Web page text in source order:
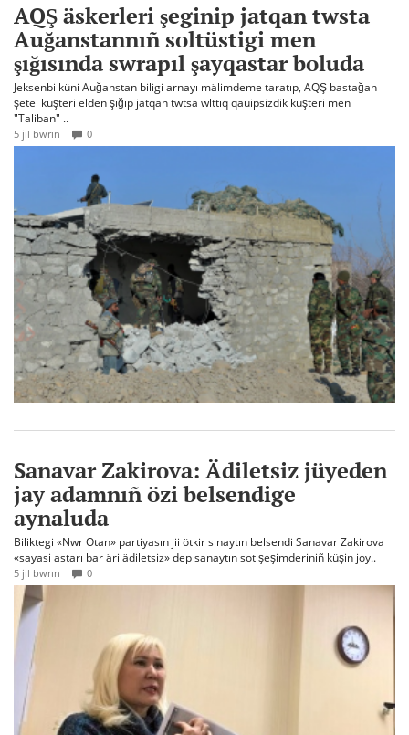
AQŞ äskerleri şeginip jatqan twsta
Auğanstannıñ soltüstigi men
şığısında swrapıl şayqastar boluda
Jeksenbi küni Auğanstan biligi arnayı mälimdeme taratıp, AQŞ bastağan
şetel küşteri elden şığıp jatqan twtsa wlttıq qauipsizdik küşteri men
"Taliban" ..
5 jıl bwrın 0
Sanavar Zakirova: Ädiletsiz jüyeden
jay adamnıñ özi belsendige
aynaluda
Biliktegi «Nwr Otan» partiyasın jii ötkir sınaytın belsendi Sanavar Zakirova
«sayasi astarı bar äri ädiletsiz» dep sanaytın sot şeşimderiniñ küşin joy..
5 jıl bwrın 0